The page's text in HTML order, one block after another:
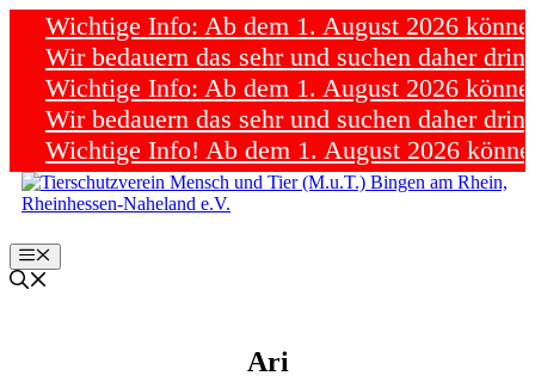
Wichtige Info: Ab dem 1. August 2026
Wir bedauern das sehr und suchen daher
Wichtige Info: Ab dem 1. August 2026
Wir bedauern das sehr und suchen daher
Wichtige Info! Ab dem 1. August 2026
Zum
Inhalt
Menü
Ari